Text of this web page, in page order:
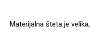
Materijalna šteta je